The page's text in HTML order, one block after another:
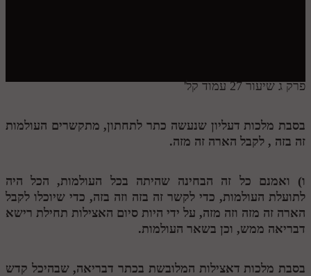
חלק יג
חלק טו
בית שער הכוונות
שידור חי
פרק ג שיעור 27 עמוד קל'
בסבת מלכות דעליון שנעשה כתר לתחתון, מתקשרים העולמות
זה בזה , לקבל הארה זה מזה.
ו) ואמנם כל זה הבחינה שהיתה בכל העולמות, הכל היה
לתועלת העולמות, כדי לקשר זה בזה וזה בזה, כדי שיוכלו לקבל
הארה זה מזה וזה מזה, על ידי היות סיום האצילות תחילת רישא
דבריאה ממש, וכן בשאר העולמות.
בסבת מלכות דאצילות המלובשת בכתר דבריאה, שבהיכל קדש